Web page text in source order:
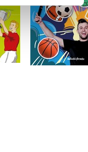
Do
319 Kč